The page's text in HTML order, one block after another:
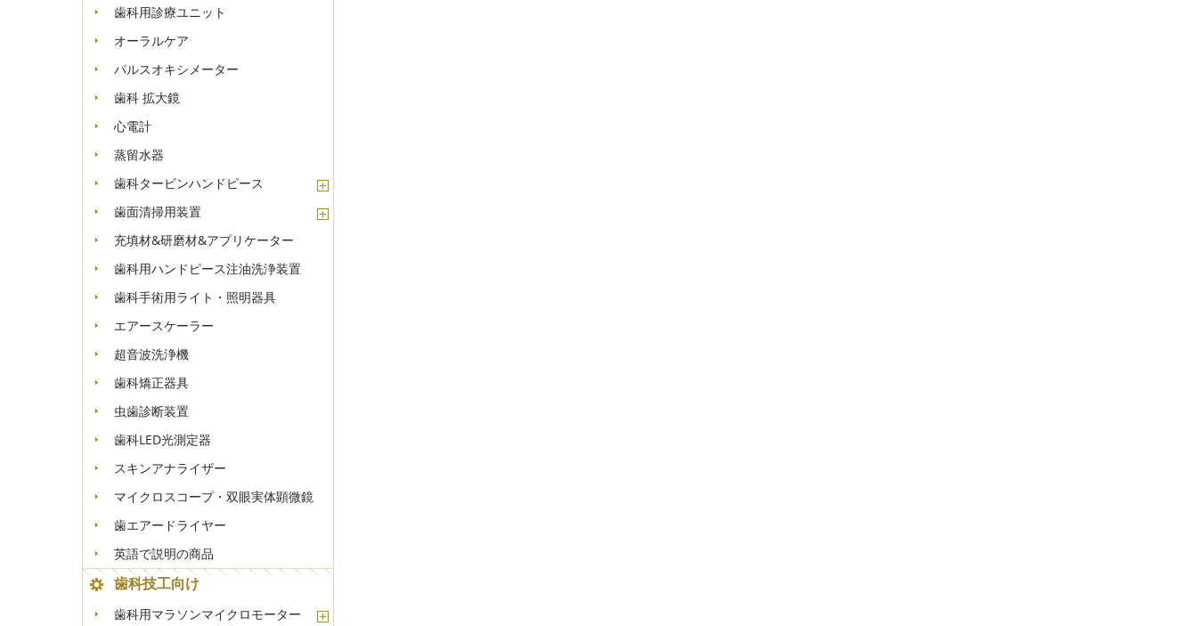
歯科用診療ユニット
オーラルケア
パルスオキシメーター
歯科 拡大鏡
心電計
蒸留水器
歯科タービンハンドピース
歯面清掃用装置
充填材&研磨材&アプリケーター
歯科用ハンドピース注油洗浄装置
歯科手術用ライト・照明器具
エアースケーラー
超音波洗浄機
歯科矯正器具
虫歯診断装置
歯科LED光測定器
スキンアナライザー
マイクロスコープ・双眼実体顕微鏡
歯エアードライヤー
英語で説明の商品
歯科技工向け
歯科用マラソンマイクロモーター